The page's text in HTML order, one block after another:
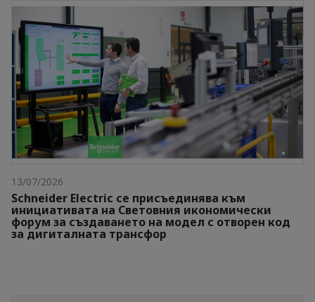
13/07/2026
Schneider Electric се присъединява към
инициативата на Световния икономически
форум за създаването на модел с отворен код
за дигиталната трансфор